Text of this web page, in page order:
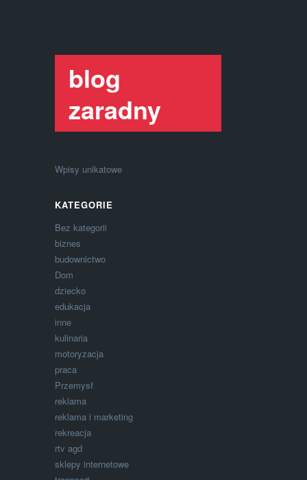
blog
zaradny
Wpisy unikatowe
KATEGORIE
Bez kategorii
biznes
budownictwo
Dom
dziecko
edukacja
inne
kulinaria
motoryzacja
praca
Przemysł
reklama
reklama i marketing
rekreacja
rtv agd
sklepy internetowe